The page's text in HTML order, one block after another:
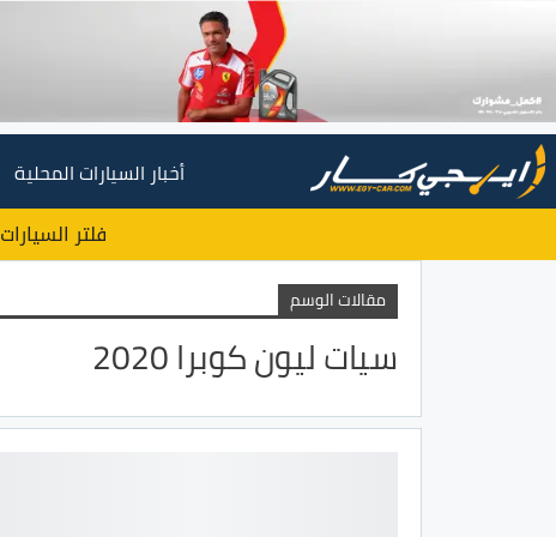
أخبار السيارات المحلية
فلتر السيارات
مقالات الوسم
سيات ليون كوبرا 2020